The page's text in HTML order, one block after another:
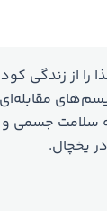
از زندگی
جسمی و
یخچال.